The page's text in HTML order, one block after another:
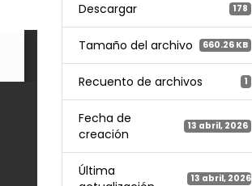
Descargar 178
Tamaño del archivo 660.26 KB
Recuento de archivos 1
Fecha de
creación
13 abril, 2026
Última
13 abril, 2026